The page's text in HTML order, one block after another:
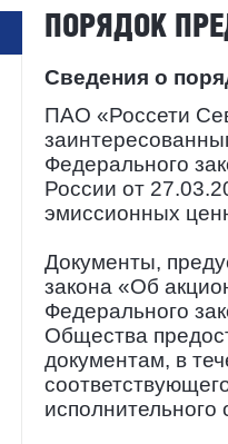
ПОРЯДОК
Сведения о
ПАО «Россети
Федерального
России от
эмиссионных
Документы,
закона «Об
Федерального
Общества
документам, в